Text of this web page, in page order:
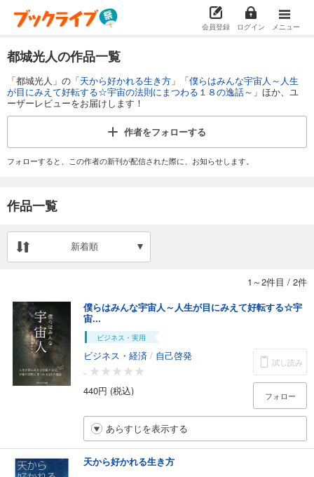
会員登録 ログイン メニュー
都城光人の作品一覧
「都城光人」の「天から好かれる生き方 」「僕らはみんな宇宙人～人生
が目にみえて好転する☆宇宙の法則にまつわる１８の逸話～ 」ほか、ユ
ーザーレビューをお届けします！
作者をフォローする
フォローすると、この作者の新刊が配信された際に、お知らせします。
作品一覧
新着順
1～2件目 / 2件
僕らはみんな宇宙人～人生が目にみえて好転する☆宇
宙...
ビジネス・実用
ビジネス・経済 / 自己啓発
-
440円 (税込)
試し読み
フォロー
あらすじを表示する
天から好かれる生き方